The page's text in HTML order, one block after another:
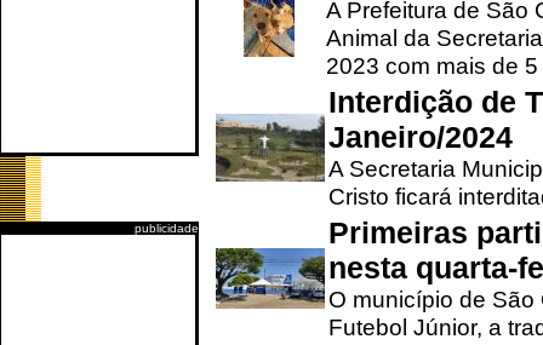
publicidade
A Prefeitura de São
Animal da
2023 com mais de 5
Interdição de
Janeiro/2024
A Secretaria
Cristo ficará
Primeiras
nesta quarta-
O município de
Futebol Júnior, a